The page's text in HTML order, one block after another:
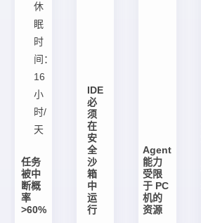
休
眠
时
间：
16
小
时/
天
任务
被中
断概
率
>60%
IDE
必
须
在
安
全
沙
箱
中
运
行
Agent
能力
受限
于 PC
机的
资源